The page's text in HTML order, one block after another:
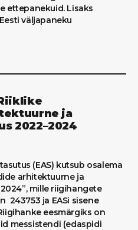
ettepanekuid. Lisaks
väljapaneku
ja
2022–2024
(EAS) kutsub osalema
arhitektuurne ja
mille riigihangete
243753 ja EASi sisene
eesmärgiks on
messistendi (edaspidi